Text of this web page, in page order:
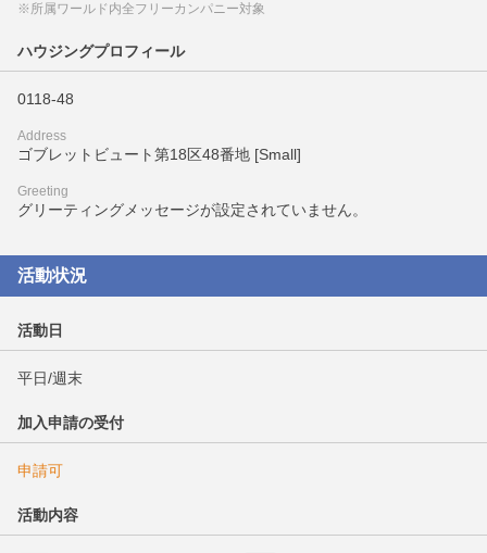
※所属ワールド内全フリーカンパニー対象
ハウジングプロフィール
0118-48
Address
ゴブレットビュート第18区48番地 [Small]
Greeting
グリーティングメッセージが設定されていません。
活動状況
活動日
平日/週末
加入申請の受付
申請可
活動内容